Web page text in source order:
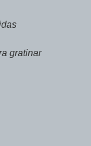
gratinar